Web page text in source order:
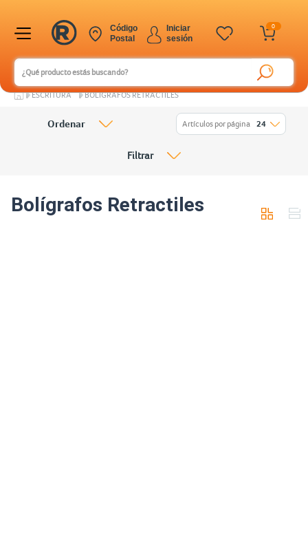
0
Iniciar
sesión
Código
Postal
ESCRITURA BOLÍGRAFOS RETRACTILES
Bolígrafos Retractiles
Ordenar Artículos por página 24
Filtrar